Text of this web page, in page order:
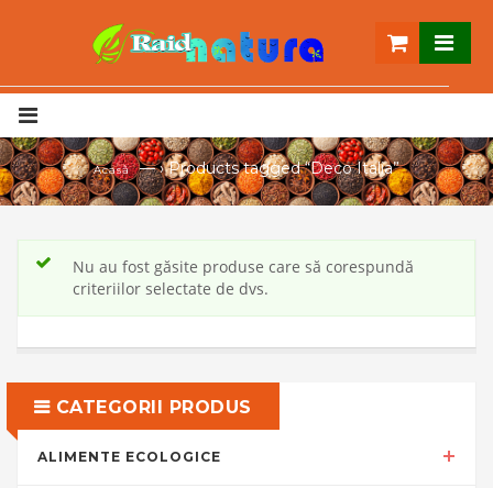
Acasă — ›Products tagged “Deco Italia”
Nu au fost găsite produse care să corespundă
criteriilor selectate de dvs.
CATEGORII PRODUS
ALIMENTE ECOLOGICE